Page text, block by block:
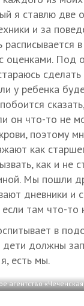
я ставлю две
и за
оценками. Под
у ребенка
он что-то не
поэтому
как
как и не
Мы пошли
дневники и
там что-то
в
дети должны
есть мы.
агентство